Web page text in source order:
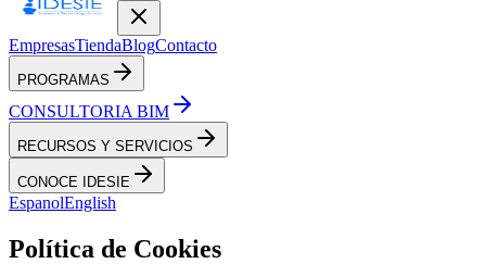
EmpresasTiendaBlogContacto
PROGRAMAS
CONSULTORIA BIM
RECURSOS Y SERVICIOS
CONOCE IDESIE
EspanolEnglish
Política de Cookies